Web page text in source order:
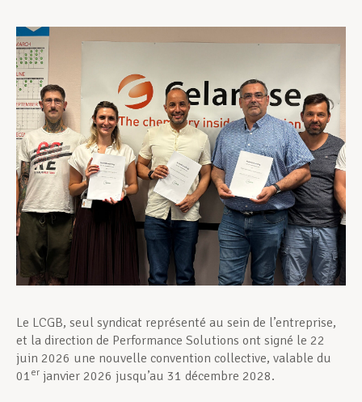
Devenir Membre
Actualités
Le LCGB, seul syndicat représenté au sein de l’entreprise,
et la direction de Performance Solutions ont signé le 22
juin 2026 une nouvelle convention collective, valable du
01 er janvier 2026 jusqu’au 31 décembre 2028.